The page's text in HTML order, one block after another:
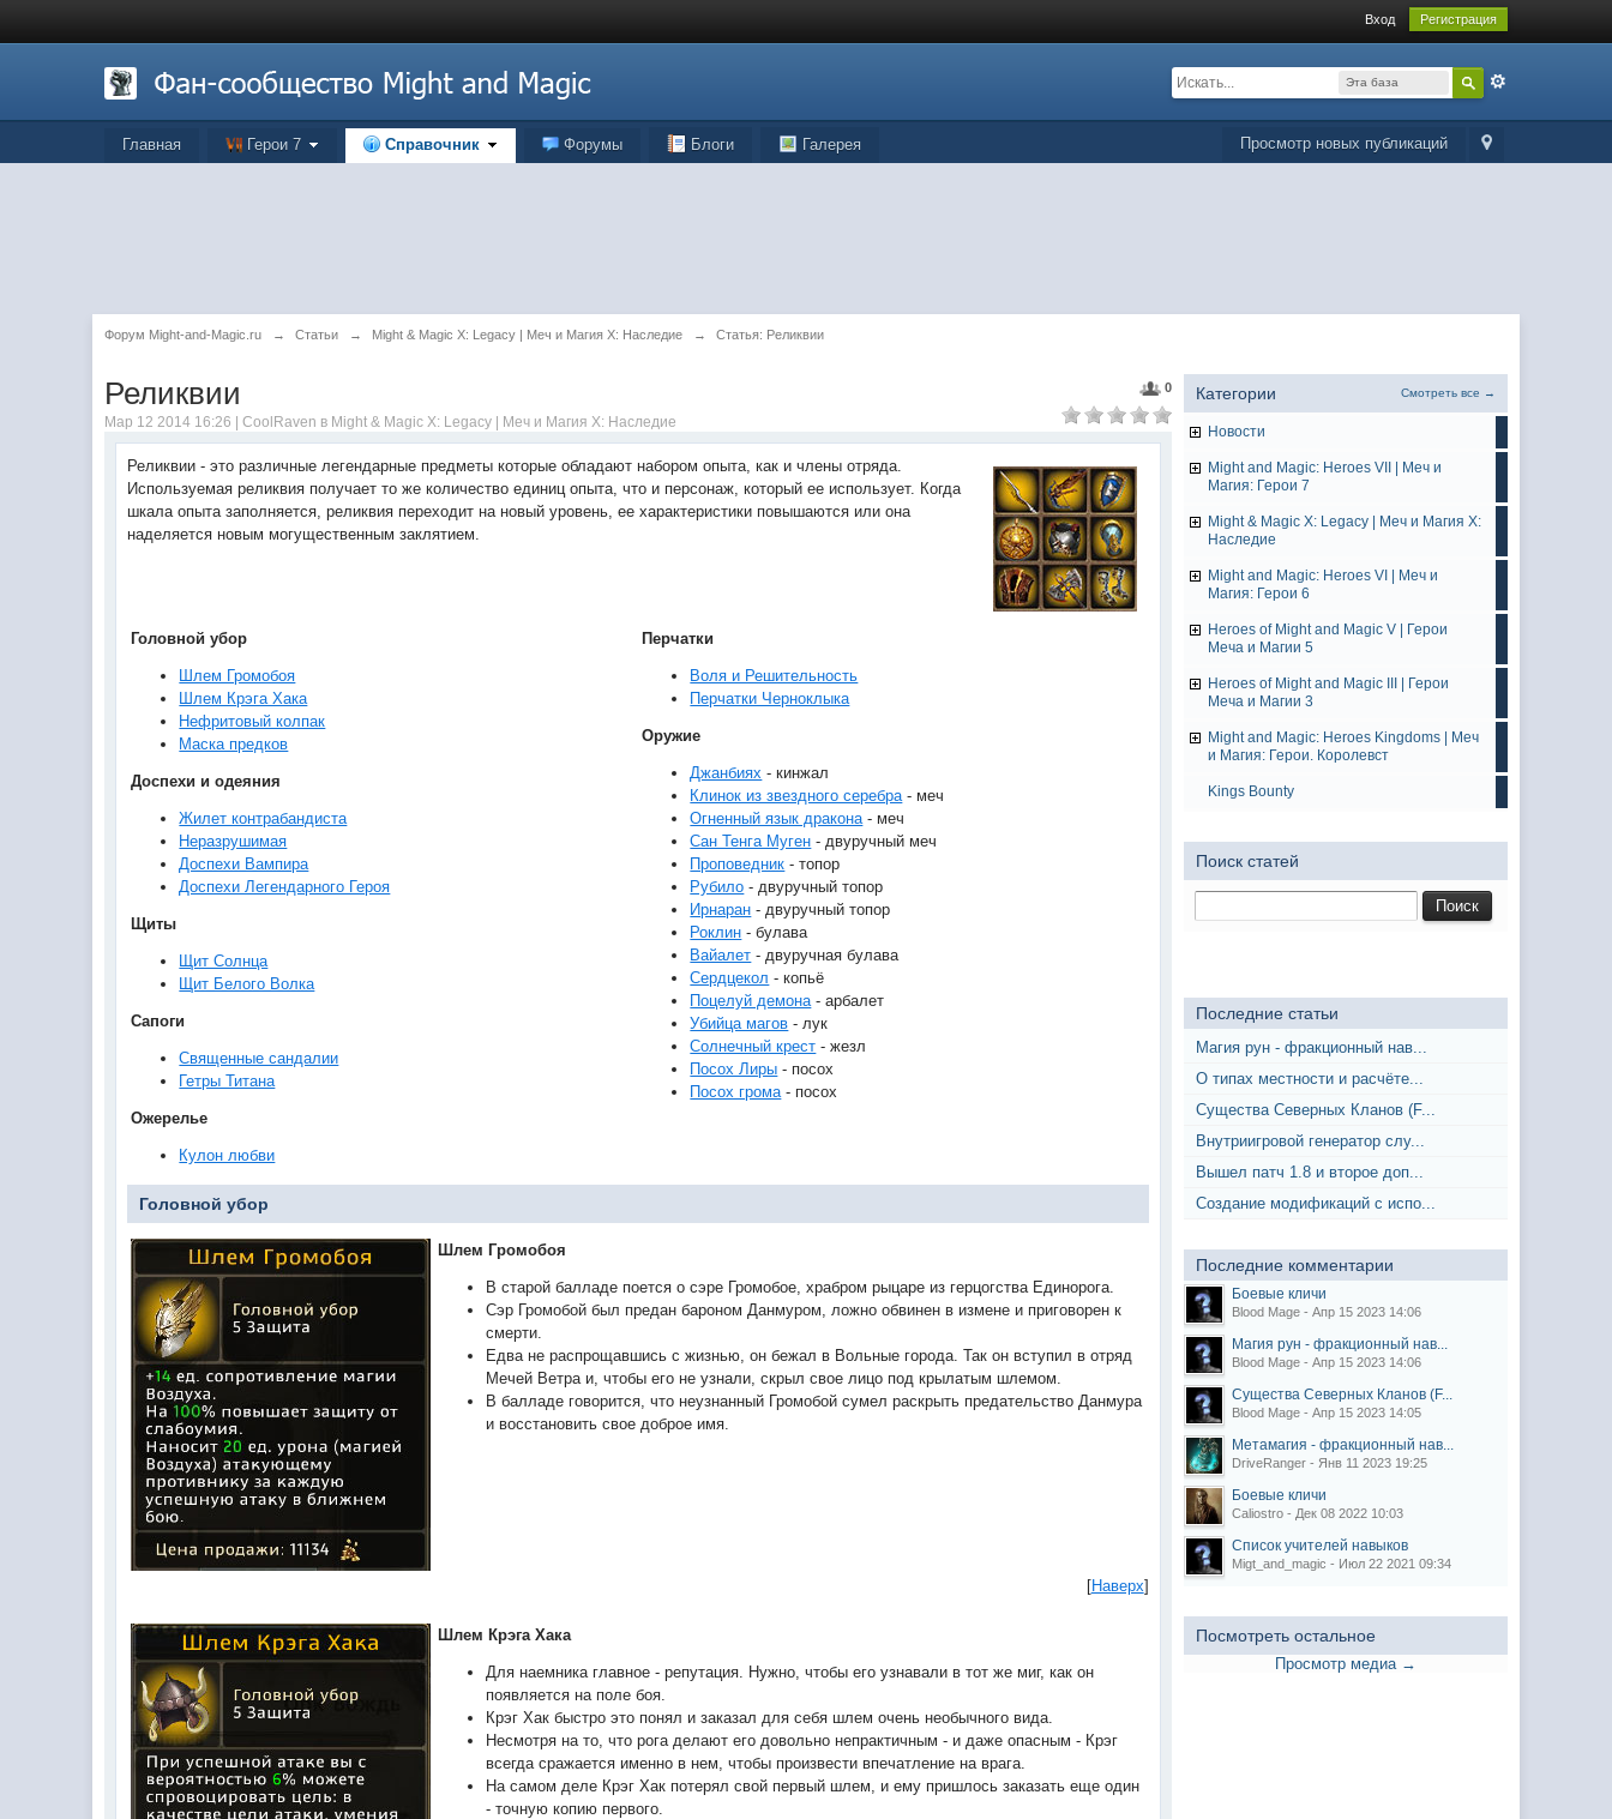
Вход Регистрация
Эта база
Просмотр новых публикаций
Главная Герои 7 Справочник Форумы Блоги Галерея
Форум Might-and-Magic.ru → Статьи → Might & Magic X: Legacy | Меч и Магия X: Наследие → Статья: Реликвии
Категории Смотреть все →
Hовости
Might and Magic: Heroes VII | Меч и
Магия: Герои 7
Might & Magic X: Legacy | Меч и Магия X:
Наследие
Might and Magic: Heroes VI | Меч и
Магия: Герои 6
Heroes of Might and Magic V | Герои
Меча и Магии 5
Heroes of Might and Magic III | Герои
Меча и Магии 3
Might and Magic: Heroes Kingdoms | Меч
и Магия: Герои. Королевст
Kings Bounty
Поиск статей
Последние статьи
Магия рун - фракционный нав...
О типах местности и расчёте...
Существа Северных Кланов (F...
Внутриигровой генератор слу...
Вышел патч 1.8 и второе доп...
Создание модификаций с испо...
Последние комментарии
Боевые кличи
Blood Mage - Апр 15 2023 14:06
Магия рун - фракционный нав...
Blood Mage - Апр 15 2023 14:06
Существа Северных Кланов (F...
Blood Mage - Апр 15 2023 14:05
Метамагия - фракционный нав...
DriveRanger - Янв 11 2023 19:25
Боевые кличи
Caliostro - Дек 08 2022 10:03
Список учителей навыков
Migt_and_magic - Июл 22 2021 09:34
Посмотреть остальное
Просмотр медиа →
0
Реликвии
Мар 12 2014 16:26 | CoolRaven в Might & Magic X: Legacy | Меч и Магия X: Наследие
Реликвии - это различные легендарные предметы которые обладают набором опыта, как и члены отряда.
Используемая реликвия получает то же количество единиц опыта, что и персонаж, который ее использует. Когда
шкала опыта заполняется, реликвия переходит на новый уровень, ее характеристики повышаются или она
наделяется новым могущественным заклятием.
Головной убор
Шлем Громобоя
Шлем Крэга Хака
Нефритовый колпак
Маска предков
Доспехи и одеяния
Жилет контрабандиста
Неразрушимая
Доспехи Вампира
Доспехи Легендарного Героя
Щиты
Щит Солнца
Щит Белого Волка
Сапоги
Священные сандалии
Гетры Титана
Ожерелье
Кулон любви
Перчатки
Воля и Решительность
Перчатки Черноклыка
Оружие
Джанбиях - кинжал
Клинок из звездного серебра- меч
Огненный язык дракона- меч
Сан Тенга Муген - двуручный меч
Проповедник - топор
Рубило - двуручный топор
Ирнаран - двуручный топор
Роклин - булава
Вайалет - двуручная булава
Сердцекол - копьё
Поцелуй демона- арбалет
Убийца магов - лук
Солнечный крест - жезл
Посох Лиры - посох
Посох грома- посох
Головной убор
Шлем Громобоя
В старой балладе поется о сэре Громобое, храбром рыцаре из герцогства Единорога.
Сэр Громобой был предан бароном Данмуром, ложно обвинен в измене и приговорен к
смерти.
Едва не распрощавшись с жизнью, он бежал в Вольные города. Так он вступил в отряд
Мечей Ветра и, чтобы его не узнали, скрыл свое лицо под крылатым шлемом.
В балладе говорится, что неузнанный Громобой сумел раскрыть предательство Данмура
и восстановить свое доброе имя.
[Наверх]
Шлем Крэга Хака
Для наемника главное - репутация. Нужно, чтобы его узнавали в тот же миг, как он
появляется на поле боя.
Крэг Хак быстро это понял и заказал для себя шлем очень необычного вида.
Несмотря на то, что рога делают его довольно непрактичным - и даже опасным - Крэг
всегда сражается именно в нем, чтобы произвести впечатление на врага.
На самом деле Крэг Хак потерял свой первый шлем, и ему пришлось заказать еще один
- точную копию первого.